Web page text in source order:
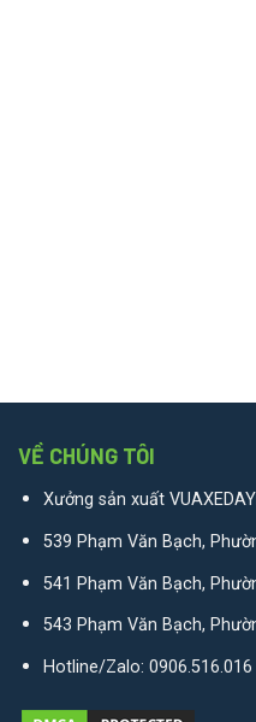
VỀ CHÚNG TÔI
Xưởng sản xuất
539 Phạm Văn Bạch,
541 Phạm Văn Bạch,
543 Phạm Văn Bạch,
Hotline/Zalo: 0906.516.016